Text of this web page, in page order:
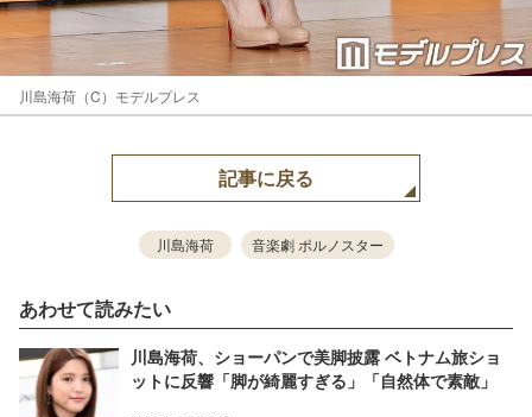
川島海荷（C）モデルプレス
記事に戻る
川島海荷 音楽劇 ポルノスター
あわせて読みたい
川島海荷、ショーパンで美脚披露 ベトナム旅ショ
ットに反響「脚が綺麗すぎる」「自然体で素敵」